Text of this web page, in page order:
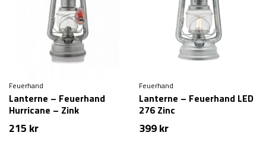
Feuerhand
Lanterne – Feuerhand
Hurricane – Zink
215 kr
Feuerhand
Lanterne – Feuerhand LED
276 Zinc
399kr